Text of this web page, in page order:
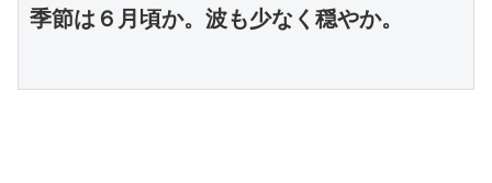
季節は６月頃か。波も少なく穏やか。